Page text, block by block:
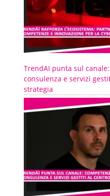
TrendAI punta sul
consulenza e servizi
strategia